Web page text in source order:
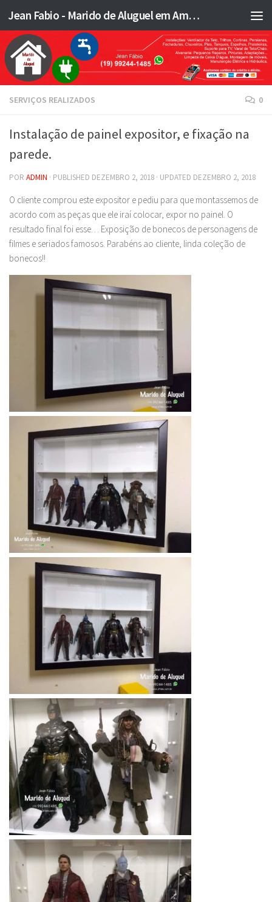
Skip to content Jean Fabio - Marido de Aluguel em Americana SP e região - JFMA
SERVIÇOS REALIZADOS 0
Instalação de painel expositor, e fixação na
parede.
POR ADMIN · PUBLISHED DEZEMBRO 2, 2018 · UPDATED DEZEMBRO 2, 2018
O cliente comprou este expositor e pediu para que montassemos de
acordo com as peças que ele iraí colocar, expor no painel. O
resultado final foi esse… Exposição de bonecos de personagens de
filmes e seriados famosos. Parabéns ao cliente, linda coleção de
bonecos!!